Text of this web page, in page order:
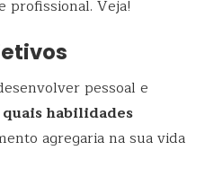
profissional. Veja!
pessoal e
quais habilidades
agregaria na sua vida